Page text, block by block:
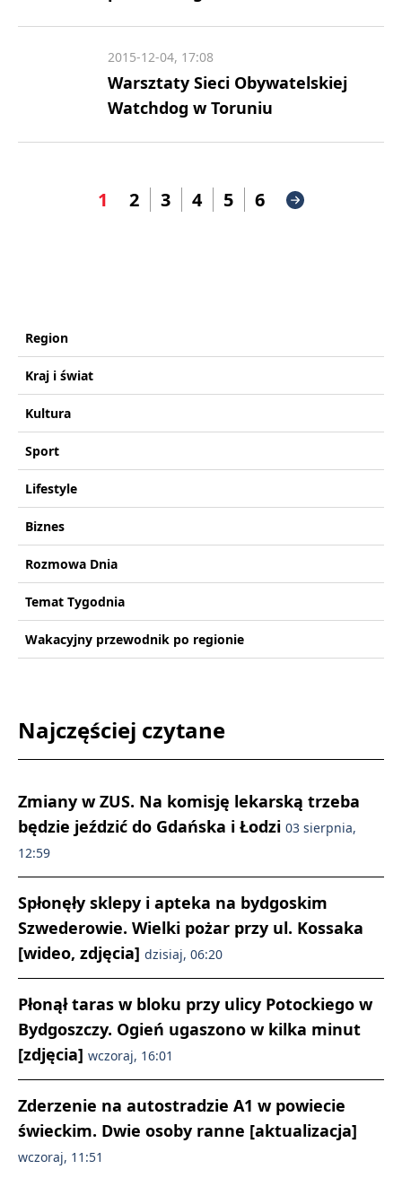
Warsztaty Sieci Obywatelskiej
Watchdog w Toruniu
2015-12-04, 17:08
1 2 3 4 5 6
Region
Kraj i świat
Kultura
Sport
Lifestyle
Biznes
Rozmowa Dnia
Temat Tygodnia
Wakacyjny przewodnik po regionie
Najczęściej czytane
Zmiany w ZUS. Na komisję lekarską trzeba
będzie jeździć do Gdańska i Łodzi 03 sierpnia,
12:59
Spłonęły sklepy i apteka na bydgoskim
Szwederowie. Wielki pożar przy ul. Kossaka
[wideo, zdjęcia] dzisiaj, 06:20
Płonął taras w bloku przy ulicy Potockiego w
Bydgoszczy. Ogień ugaszono w kilka minut
[zdjęcia] wczoraj, 16:01
Zderzenie na autostradzie A1 w powiecie
świeckim. Dwie osoby ranne [aktualizacja]
wczoraj, 11:51